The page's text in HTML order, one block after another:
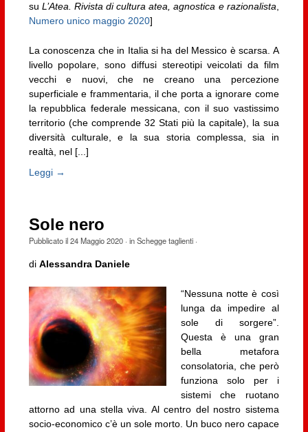
su L’Atea. Rivista di cultura atea, agnostica e razionalista
Numero unico maggio 2020]
La conoscenza che in Italia si ha del Messico è scarsa. A
livello popolare, sono diffusi stereotipi veicolati da film
vecchi e nuovi, che ne creano una percezione
superficiale e frammentaria, il che porta a ignorare come
la repubblica federale messicana, con il suo vastissimo
territorio (che comprende 32 Stati più la capitale), la sua
diversità culturale, e la sua storia complessa, sia in
realtà, nel [...]
Leggi →
Sole nero
Pubblicato il24 Maggio 2020· inSchegge taglienti·
di Alessandra Daniele
“Nessuna notte è così
lunga da impedire al
sole di sorgere”.
Questa è una gran
bella metafora
consolatoria, che però
funziona solo per i
sistemi che ruotano
attorno ad una stella viva. Al centro del nostro sistema
socio-economico c’è un sole morto. Un buco nero capace